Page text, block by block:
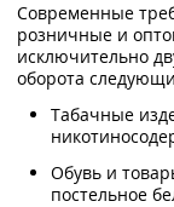
Современные
розничные и
исключительно
оборота
Табачные
Обувь и
постельное